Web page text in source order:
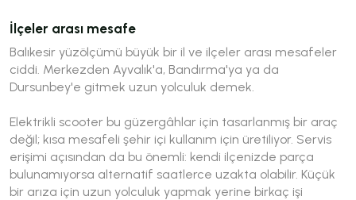
İlçeler arası mesafe
Balıkesir yüzölçümü büyük bir il ve ilçeler arası mesafeler
ciddi. Merkezden Ayvalık'a, Bandırma'ya ya da
Dursunbey'e gitmek uzun yolculuk demek.
Elektrikli scooter bu güzergâhlar için tasarlanmış bir araç
değil; kısa mesafeli şehir içi kullanım için üretiliyor. Servis
erişimi açısından da bu önemli: kendi ilçenizde parça
bulunamıyorsa alternatif saatlerce uzakta olabilir. Küçük
bir arıza için uzun yolculuk yapmak yerine birkaç işi